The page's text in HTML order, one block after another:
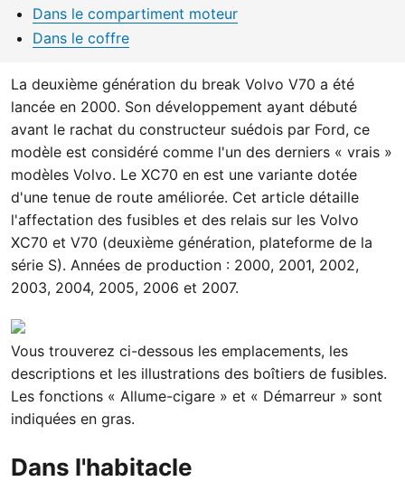
Dans le compartiment moteur
Dans le coffre
La deuxième génération du break Volvo V70 a été
lancée en 2000. Son développement ayant débuté
avant le rachat du constructeur suédois par Ford, ce
modèle est considéré comme l'un des derniers « vrais »
modèles Volvo. Le XC70 en est une variante dotée
d'une tenue de route améliorée. Cet article détaille
l'affectation des fusibles et des relais sur les Volvo
XC70 et V70 (deuxième génération, plateforme de la
série S). Années de production : 2000, 2001, 2002,
2003, 2004, 2005, 2006 et 2007.
Vous trouverez ci-dessous les emplacements, les
descriptions et les illustrations des boîtiers de fusibles.
Les fonctions « Allume-cigare » et « Démarreur » sont
indiquées en gras.
Dans l'habitacle